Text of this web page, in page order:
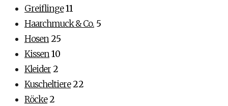
Greiflinge11
Haarchmuck & Co. 5
Hosen 25
Kissen10
Kleider 2
Kuscheltiere 22
Röcke 2